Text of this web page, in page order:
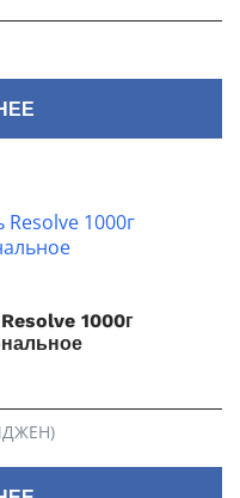
1000г